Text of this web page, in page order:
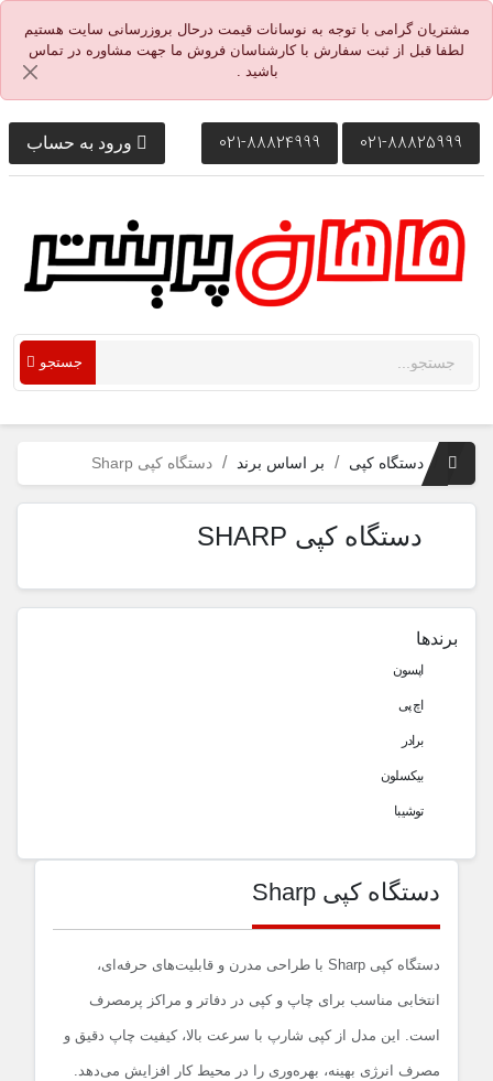
مشتریان گرامی با توجه به نوسانات قیمت درحال بروزرسانی سایت هستیم
لطفا قبل از ثبت سفارش با کارشناسان فروش ما جهت مشاوره در تماس
باشید .
021-88825999
021-88824999 ورود به حساب
جستجو
دستگاه کپی بر اساس برند دستگاه کپی Sharp
دستگاه کپی SHARP
برندها
اپسون
اچ پی
برادر
بیکسلون
توشیبا
دستگاه کپی Sharp
دستگاه کپی Sharp با طراحی مدرن و قابلیت‌های حرفه‌ای،
انتخابی مناسب برای چاپ و کپی در دفاتر و مراکز پرمصرف
است. این مدل از کپی شارپ با سرعت بالا، کیفیت چاپ دقیق و
مصرف انرژی بهینه، بهره‌وری را در محیط کار افزایش می‌دهد.